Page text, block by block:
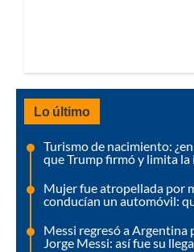
Lo último
Turismo de nacimiento:
que Trump firmó y limita la
Mujer fue atropellada por
conducían un automóvil:
Messi regresó a Argentina
Jorge Messi: así fue su